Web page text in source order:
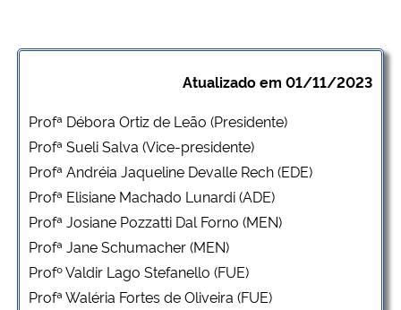
Ministério da Ciência, Tecnologia, Inovações e Comunicações
Ministério do Meio Ambiente
Ministério do Turismo
Ministério do Desenvolvimento Regional
Atualizado em 01/11/2023
Profª Débora Ortiz de Leão (Presidente)
Profª Sueli Salva (Vice-presidente)
Profª Andréia Jaqueline Devalle Rech (EDE)
Profª Elisiane Machado Lunardi (ADE)
Profª Josiane Pozzatti Dal Forno (MEN)
Profª Jane Schumacher (MEN)
Profº Valdir Lago Stefanello (FUE)
Profª Waléria Fortes de Oliveira (FUE)